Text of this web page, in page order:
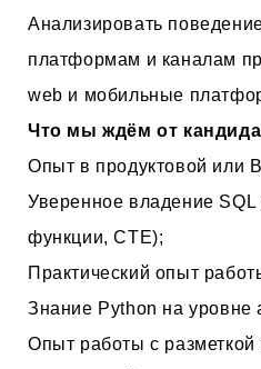
Анализировать
платформам и каналам
web и мобильные
Что мы ждём от
Опыт в продуктовой или
Уверенное владение
функции, CTE);
Практический опыт
Знание Python на уровне
Опыт работы с